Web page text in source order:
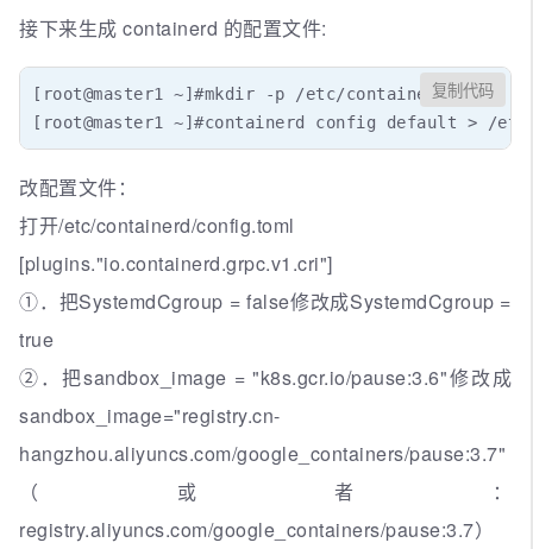
接下来生成 containerd 的配置文件:
[root@master1 ~]#mkdir -p /etc/containerd
[root@master1 ~]#containerd config default > /
复制代码
改配置文件：
打开/etc/containerd/config.toml
[plugins."io.containerd.grpc.v1.cri"]
①．把SystemdCgroup = false修改成SystemdCgroup =
true
②．把sandbox_image = "k8s.gcr.io/pause:3.6"修改成
sandbox_image="registry.cn-
hangzhou.aliyuncs.com/google_containers/pause:3.7"
（或者：
registry.aliyuncs.com/google_containers/pause:3.7）